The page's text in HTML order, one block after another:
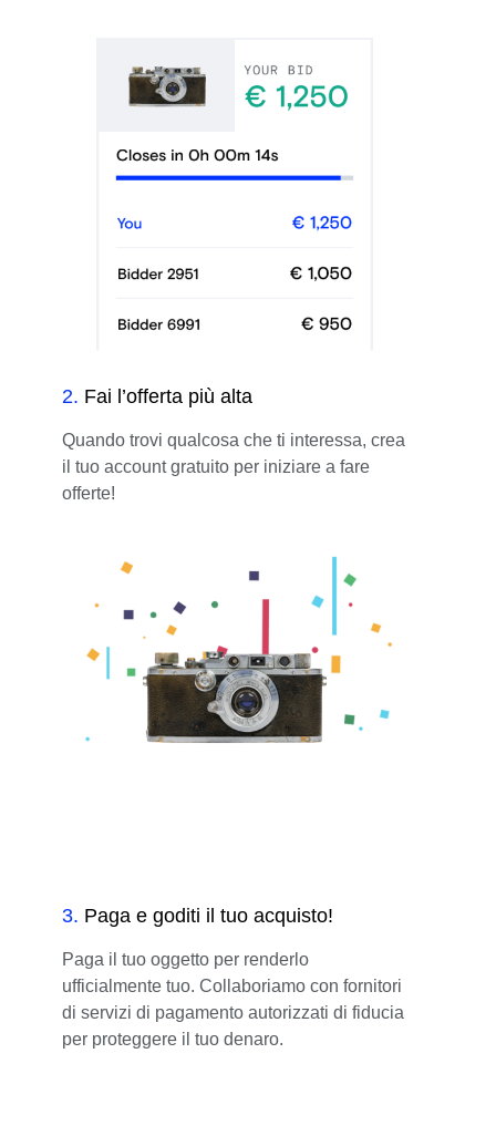
2. Fai l’offerta più alta
Quando trovi qualcosa che ti interessa, crea
il tuo account gratuito per iniziare a fare
offerte!
3. Paga e goditi il tuo acquisto!
Paga il tuo oggetto per renderlo
ufficialmente tuo. Collaboriamo con fornitori
di servizi di pagamento autorizzati di fiducia
per proteggere il tuo denaro.